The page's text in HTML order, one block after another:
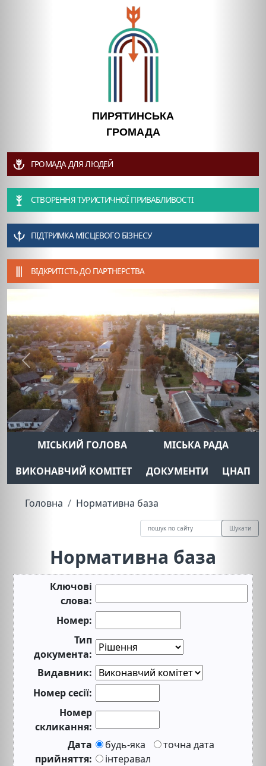
ПИРЯТИНСЬКА
ГРОМАДА
ГРОМАДА ДЛЯ ЛЮДЕЙ
СТВОРЕННЯ ТУРИСТИЧНОЇ ПРИВАБЛИВОСТІ
ПІДТРИМКА МІСЦЕВОГО БІЗНЕСУ
ВІДКРИТІСТЬ ДО ПАРТНЕРСТВА
Previous Next
МІСЬКИЙ ГОЛОВА
МІСЬКА РАДА
ВИКОНАВЧИЙ КОМІТЕТ
ДОКУМЕНТИ ЦНАП
Головна Нормативна база
Шукати
Нормативна база
Ключові
слова:
Номер:
Тип
документа:
Видавник:
Номер сесії:
Номер
скликання:
Дата
прийняття:
будь-яка
точна дата
інтеравал